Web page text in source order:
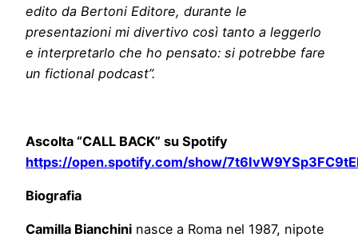
edito da Bertoni Editore, durante le
presentazioni mi divertivo così tanto a leggerlo
e interpretarlo che ho pensato: si potrebbe fare
un fictional podcast”.
Ascolta “CALL BACK” su Spotify
https://open.spotify.com/show/
Biografia
Camilla Bianchini nasce a Roma nel 1987, nipote